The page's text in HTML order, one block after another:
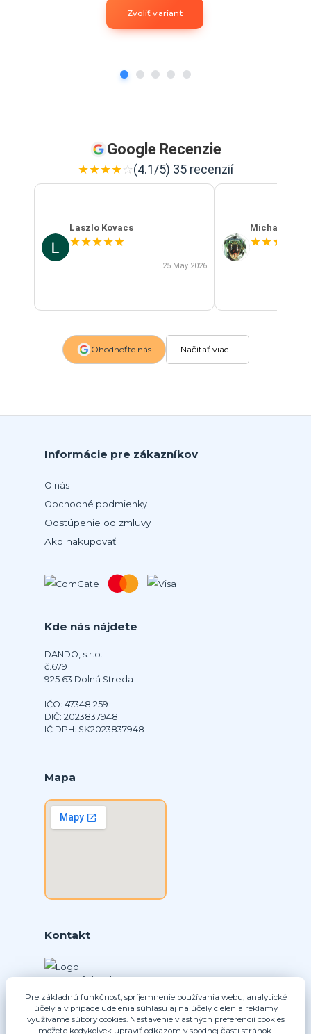
Zvoliť variant
Google Recenzie
★★★★☆(4.1/5) 35 recenzií
Laszlo Kovacs
★★★★★
25 May 2026
Michal Szabo
★★★
Ohodnoťte nás Načítať viac...
Informácie pre zákazníkov
O nás
Obchodné podmienky
Odstúpenie od zmluvy
Ako nakupovať
Kde nás nájdete
DANDO, s.r.o.
č.679
925 63 Dolná Streda
IČO: 47348 259
DIČ: 2023837948
IČ DPH: SK2023837948
Mapa
Kontakt
+421 902331936
(Po-Pia, 8-16 hod.)
Pre základnú funkčnosť, spríjemnenie používania webu, analytické
účely a v prípade udelenia súhlasu aj na účely cielenia reklamy
využívame súbory cookies. Nastavenie vlastných preferencií cookies
môžete kedykoľvek upraviť odkazom v spodnej časti stránok.